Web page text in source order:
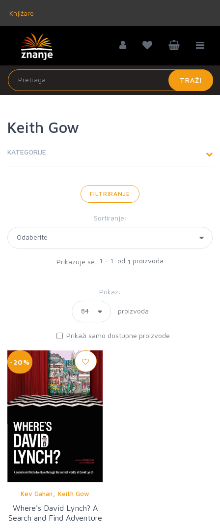
Knjižare
TRAŽI
Keith Gow
KATEGORIJE
FILTRIRANJE
Sortiranje:
Prikazuje se: 1 - 1 od 1 proizvoda
Prikaz:
proizvoda
Prikaži samo dostupne proizvode
-20%
Kev Gahan Keith Gow
Where's David Lynch? A
Search and Find Adventure